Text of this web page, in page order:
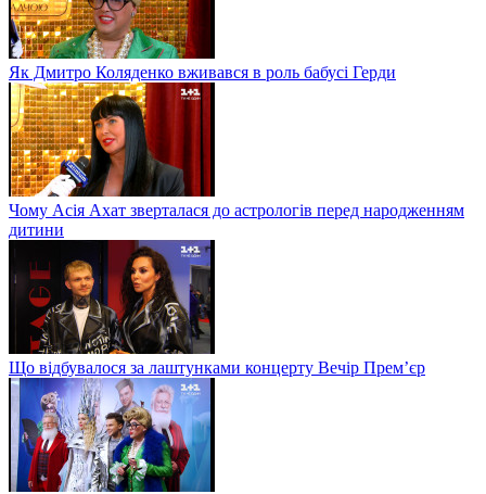
Як Дмитро Коляденко вживався в роль бабусі Герди
Чому Асія Ахат зверталася до астрологів перед народженням
дитини
Що відбувалося за лаштунками концерту Вечір Прем’єр